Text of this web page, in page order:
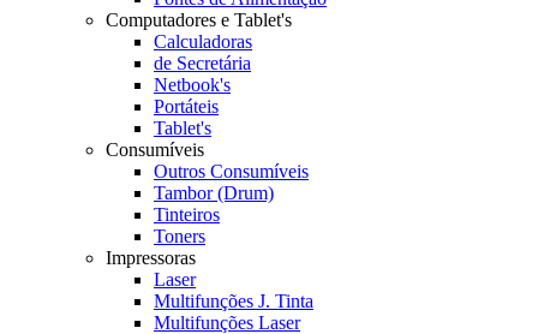
Computadores e Tablet's
Calculadoras
de Secretária
Netbook's
Portáteis
Tablet's
Consumíveis
Outros Consumíveis
Tambor (Drum)
Tinteiros
Toners
Impressoras
Laser
Multifunções J. Tinta
Multifunções Laser